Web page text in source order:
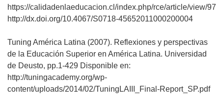
https://calidadenlaeducacion.cl/index.php/rce/article/view/97
http://dx.doi.org/10.4067/S0718-45652011000200004
Tuning América Latina (2007). Reflexiones y perspectivas
de la Educación Superior en América Latina. Universidad
de Deusto, pp.1-429 Disponible en:
http://tuningacademy.org/wp-
content/uploads/2014/02/TuningLAIII_Final-Report_SP.pdf